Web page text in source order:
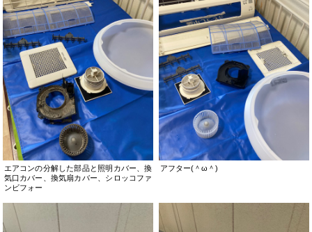
エアコンの分解した部品と照明カバー、換
気口カバー、換気扇カバー、シロッコファ
ンビフォー
アフター(＾ω＾)